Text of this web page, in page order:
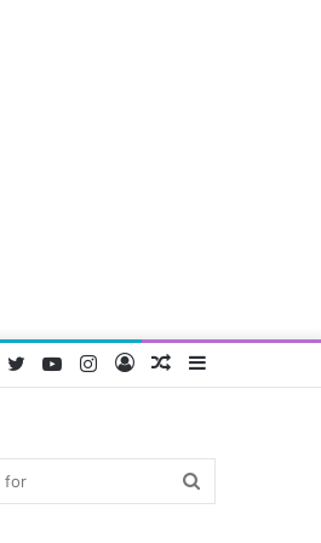
Random
Log
Instagram
YouTube
Twitter
Facebook